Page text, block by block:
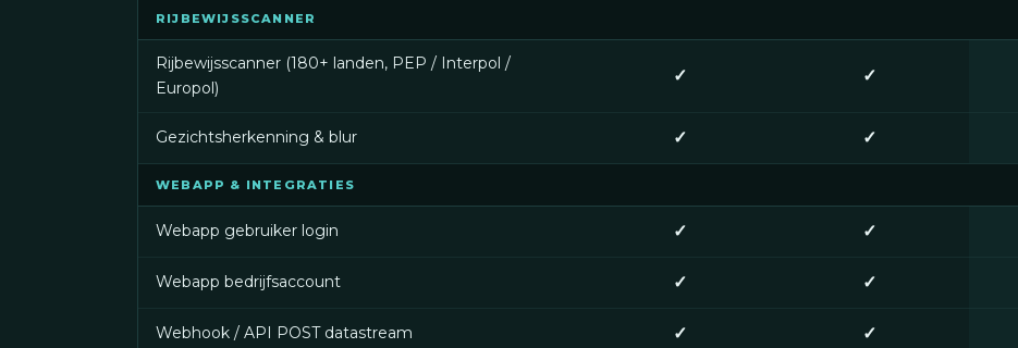
RIJBEWIJSSCANNER
Rijbewijsscanner (180+ landen, PEP / Interpol /
Europol)
✓ ✓
Gezichtsherkenning & blur ✓ ✓
WEBAPP & INTEGRATIES
Webapp gebruiker login ✓ ✓
Webapp bedrijfsaccount ✓ ✓
Webhook / API POST datastream ✓ ✓